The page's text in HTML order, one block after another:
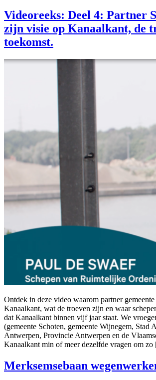
Videoreeks: Deel 4: Partner
zijn visie op Kanaalkant, de
toekomst.
Ontdek in deze video waarom partner
Kanaalkant, wat de troeven zijn en waar
dat Kanaalkant binnen vijf jaar staat. We
(gemeente Schoten, gemeente Wijnegem, Stad
Antwerpen, Provincie Antwerpen en de
Kanaalkant min of meer dezelfde vragen om
Merksemsebaan